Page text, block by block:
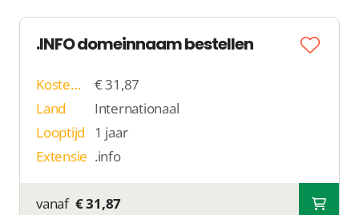
.INFO domeinnaam bestellen
Kosten p/j
€ 31,87
Land
Internationaal
Looptijd
1 jaar
Extensie .info
vanaf € 31,87